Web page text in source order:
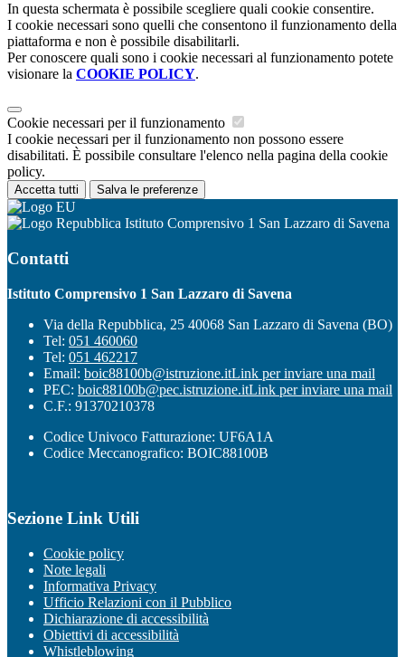
In questa schermata è possibile scegliere quali cookie consentire.
I cookie necessari sono quelli che consentono il funzionamento della
piattaforma e non è possibile disabilitarli.
Per conoscere quali sono i cookie necessari al funzionamento potete
visionare la COOKIE POLICY.
Cookie necessari per il funzionamento
I cookie necessari per il funzionamento non possono essere
disabilitati. È possibile consultare l'elenco nella pagina della cookie
policy.
Accetta tutti Salva le preferenze
Istituto Comprensivo 1 San Lazzaro di Savena
Contatti
Istituto Comprensivo 1 San Lazzaro di Savena
Via della Repubblica, 25 40068 San Lazzaro di Savena (BO)
Tel: 051 460060
Tel: 051 462217
Email: boic88100b@istruzione.itLink per inviare una mail
PEC: boic88100b@pec.istruzione.itLink per inviare una mail
C.F.: 91370210378
Codice Univoco Fatturazione: UF6A1A
Codice Meccanografico: BOIC88100B
Sezione Link Utili
Cookie policy
Note legali
Informativa Privacy
Ufficio Relazioni con il Pubblico
Dichiarazione di accessibilità
Obiettivi di accessibilità
Whistleblowing